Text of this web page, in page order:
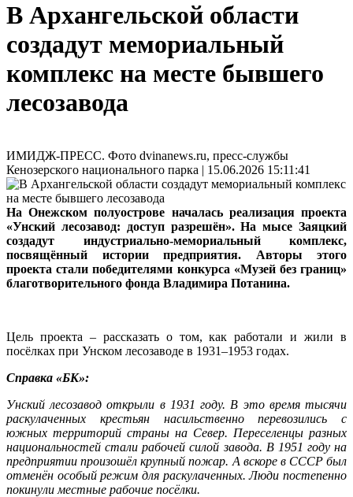
В Архангельской области
создадут мемориальный
комплекс на месте бывшего
лесозавода
ИМИДЖ-ПРЕСС. Фото dvinanews.ru, пресс-службы
Кенозерского национального парка | 15.06.2026 15:11:41
На Онежском полуострове началась реализация проекта
«Унский лесозавод: доступ разрешён». На мысе Заяцкий
создадут индустриально-мемориальный комплекс,
посвящённый истории предприятия. Авторы этого
проекта стали победителями конкурса «Музей без границ»
благотворительного фонда Владимира Потанина.
Цель проекта – рассказать о том, как работали и жили в
посёлках при Унском лесозаводе в 1931–1953 годах.
Справка «БК»:
Унский лесозавод открыли в 1931 году. В это время тысячи
раскулаченных крестьян насильственно перевозились с
южных территорий страны на Север. Переселенцы разных
национальностей стали рабочей силой завода. В 1951 году на
предприятии произошёл крупный пожар. А вскоре в СССР был
отменён особый режим для раскулаченных. Люди постепенно
покинули местные рабочие посёлки.